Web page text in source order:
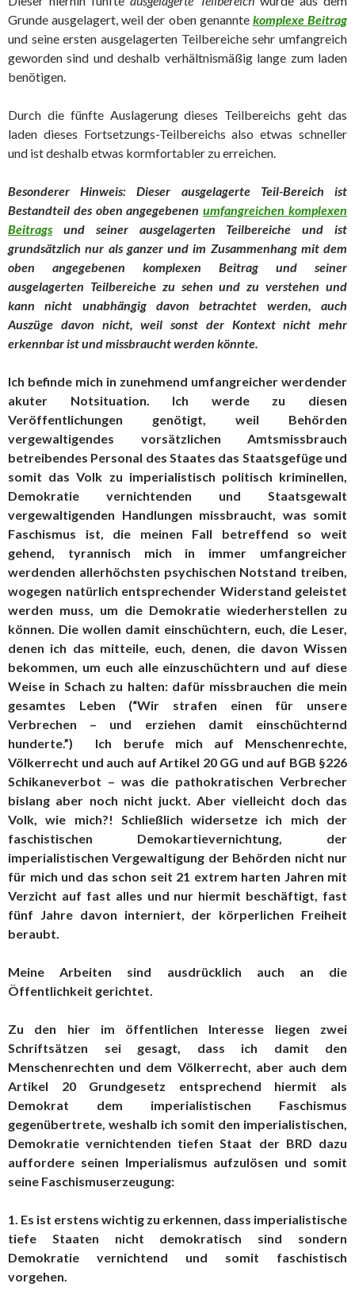
Grunde ausgelagert, weil der oben genannte komplexe Beitrag
und seine ersten ausgelagerten Teilbereiche sehr umfangreich
geworden sind und deshalb verhältnismäßig lange zum laden
benötigen.
Durch die fünfte Auslagerung dieses Teilbereichs geht das
laden dieses Fortsetzungs-Teilbereichs also etwas schneller
und ist deshalb etwas kormfortabler zu erreichen.
Besonderer Hinweis: Dieser ausgelagerte Teil-Bereich ist
Bestandteil des oben angegebenenumfangreichen komplexen
Beitrags und seinerausgelagerten Teilbereiche und ist
grundsätzlich nur als ganzer und im Zusammenhang mit dem
oben angegebenen komplexen Beitrag und seiner
ausgelagerten Teilbereichezu sehen und zu verstehen und
kann nicht unabhängig davon betrachtet werden, auch
Auszüge davon nicht, weil sonst der Kontext nicht mehr
erkennbar ist und missbraucht werden könnte.
Ich befinde mich in zunehmend umfangreicher werdender
akuter Notsituation. Ich werde zu diesen
Veröffentlichungen genötigt, weil Behörden
vergewaltigendes vorsätzlichen Amtsmissbrauch
betreibendes Personal des Staates das Staatsgefüge und
somit das Volk zu imperialistisch politisch kriminellen,
Demokratie vernichtenden und Staatsgewalt
vergewaltigenden Handlungen missbraucht, was somit
Faschismus ist, die meinen Fall betreffend so weit
gehend, tyrannisch mich in immer umfangreicher
werdenden allerhöchsten psychischen Notstand treiben,
wogegen natürlich entsprechender Widerstand geleistet
werden muss, um die Demokratie wiederherstellen zu
können. Die wollen damit einschüchtern, euch, die Leser,
denen ich das mitteile, euch, denen, die davon Wissen
bekommen, um euch alle einzuschüchtern und auf diese
Weise in Schach zu halten: dafür missbrauchen die mein
gesamtes Leben (“Wir strafen einen für unsere
Verbrechen – und erziehen damit einschüchternd
hunderte.”) Ich berufe mich auf Menschenrechte,
Völkerrecht und auch auf Artikel 20 GG und auf BGB §226
Schikaneverbot – was die pathokratischen Verbrecher
bislang aber noch nicht juckt. Aber vielleicht doch das
Volk, wie mich?! Schließlich widersetze ich mich der
faschistischen Demokartievernichtung, der
imperialistischen Vergewaltigung der Behörden nicht nur
für mich und das schon seit 21 extrem harten Jahren mit
Verzicht auf fast alles und nur hiermit beschäftigt, fast
fünf Jahre davon interniert, der körperlichen Freiheit
beraubt.
Meine Arbeiten sind ausdrücklich auch an die
Öffentlichkeit gerichtet.
Zu den hier im öffentlichen Interesse liegen zwei
Schriftsätzen sei gesagt, dass ich damit den
Menschenrechten und dem Völkerrecht, aber auch dem
Artikel 20 Grundgesetz entsprechend hiermit als
Demokrat dem imperialistischen Faschismus
gegenübertrete, weshalb ich somit den imperialistischen,
Demokratie vernichtenden tiefen Staat der BRD dazu
auffordere seinen Imperialismus aufzulösen und somit
seine Faschismuserzeugung:
1. Es ist erstens wichtig zu erkennen, dass imperialistische
tiefe Staaten nicht demokratisch sind sondern
Demokratie vernichtend und somit faschistisch
vorgehen.